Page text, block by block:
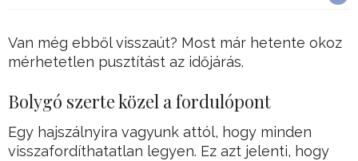
Van még ebből visszaút? Most már hetente okoz
mérhetetlen pusztítást az időjárás.
Bolygó szerte közel a fordulópont
Egy hajszálnyira vagyunk attól, hogy minden
visszafordíthatatlan legyen. Ez azt jelenti, hogy